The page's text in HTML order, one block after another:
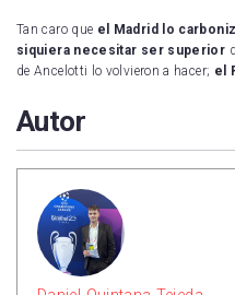
Tan caro que el Madrid lo
siquiera necesitar ser superior
de Ancelotti lo volvieron a hacer; el
Autor